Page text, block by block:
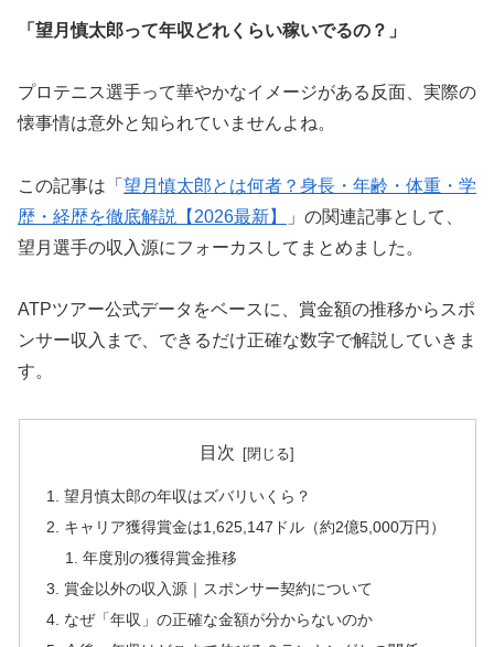
「望月慎太郎って年収どれくらい稼いでるの？」
プロテニス選手って華やかなイメージがある反面、実際の
懐事情は意外と知られていませんよね。
この記事は「 望月慎太郎とは何者？身長・年齢・体重・学
歴・経歴を徹底解説【2026最新】
」の関連記事として、
望月選手の収入源にフォーカスしてまとめました。
ATPツアー公式データをベースに、賞金額の推移からスポ
ンサー収入まで、できるだけ正確な数字で解説していきま
す。
目次
望月慎太郎の年収はズバリいくら？
キャリア獲得賞金は1,625,147ドル（約2億5,000万円）
年度別の獲得賞金推移
賞金以外の収入源｜スポンサー契約について
なぜ「年収」の正確な金額が分からないのか